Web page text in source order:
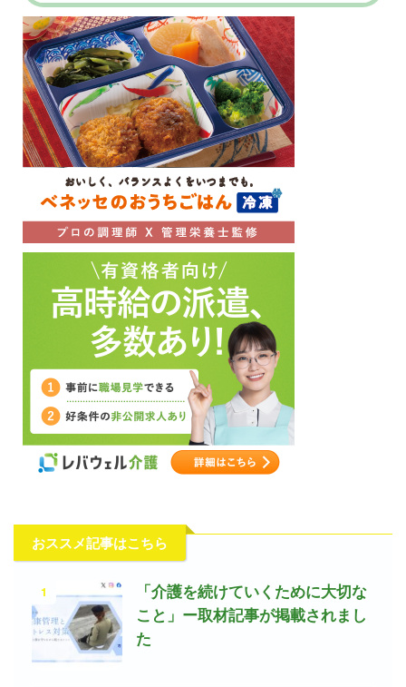
おススメ記事はこちら
1
「介護を続けていくために大切な
こと」ー取材記事が掲載されまし
た